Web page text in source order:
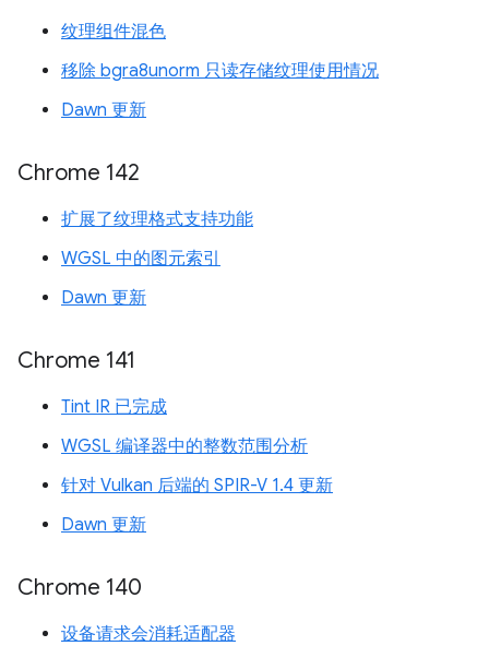
纹理组件混色
移除 bgra8unorm 只读存储纹理使用情况
Dawn 更新
Chrome 142
扩展了纹理格式支持功能
WGSL 中的图元索引
Dawn 更新
Chrome 141
Tint IR 已完成
WGSL 编译器中的整数范围分析
针对 Vulkan 后端的 SPIR-V 1.4 更新
Dawn 更新
Chrome 140
设备请求会消耗适配器